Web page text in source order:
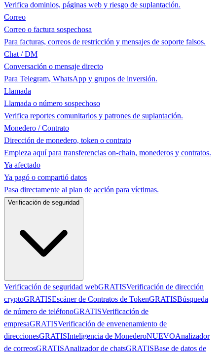
Verifica dominios, páginas web y riesgo de suplantación.
Correo
Correo o factura sospechosa
Para facturas, correos de restricción y mensajes de soporte falsos.
Chat / DM
Conversación o mensaje directo
Para Telegram, WhatsApp y grupos de inversión.
Llamada
Llamada o número sospechoso
Verifica reportes comunitarios y patrones de suplantación.
Monedero / Contrato
Dirección de monedero, token o contrato
Empieza aquí para transferencias on-chain, monederos y contratos.
Ya afectado
Ya pagó o compartió datos
Pasa directamente al plan de acción para víctimas.
Verificación de seguridad
Verificación de seguridad webGRATISVerificación de dirección
cryptoGRATISEscáner de Contratos de TokenGRATISBúsqueda
de número de teléfonoGRATISVerificación de
empresaGRATISVerificación de envenenamiento de
direccionesGRATISInteligencia de MonederoNUEVOAnalizador
de correosGRATISAnalizador de chatsGRATISBase de datos de